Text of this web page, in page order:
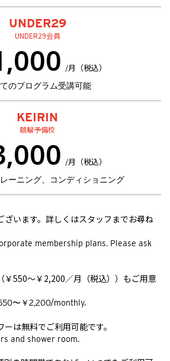
UNDER29
UNDER29会員
/月（税込）
のプログラム受講可能
KEIRIN
競輪予備校
/月（税込）
ーニング、コンディショニング
ざいます。詳しくはスタッフまでお尋ね
membership plans. Please ask
￥550〜￥2,200／月（税込））もご用意
〜￥2,200/monthly.
は無料でご利用可能です。
and shower room.